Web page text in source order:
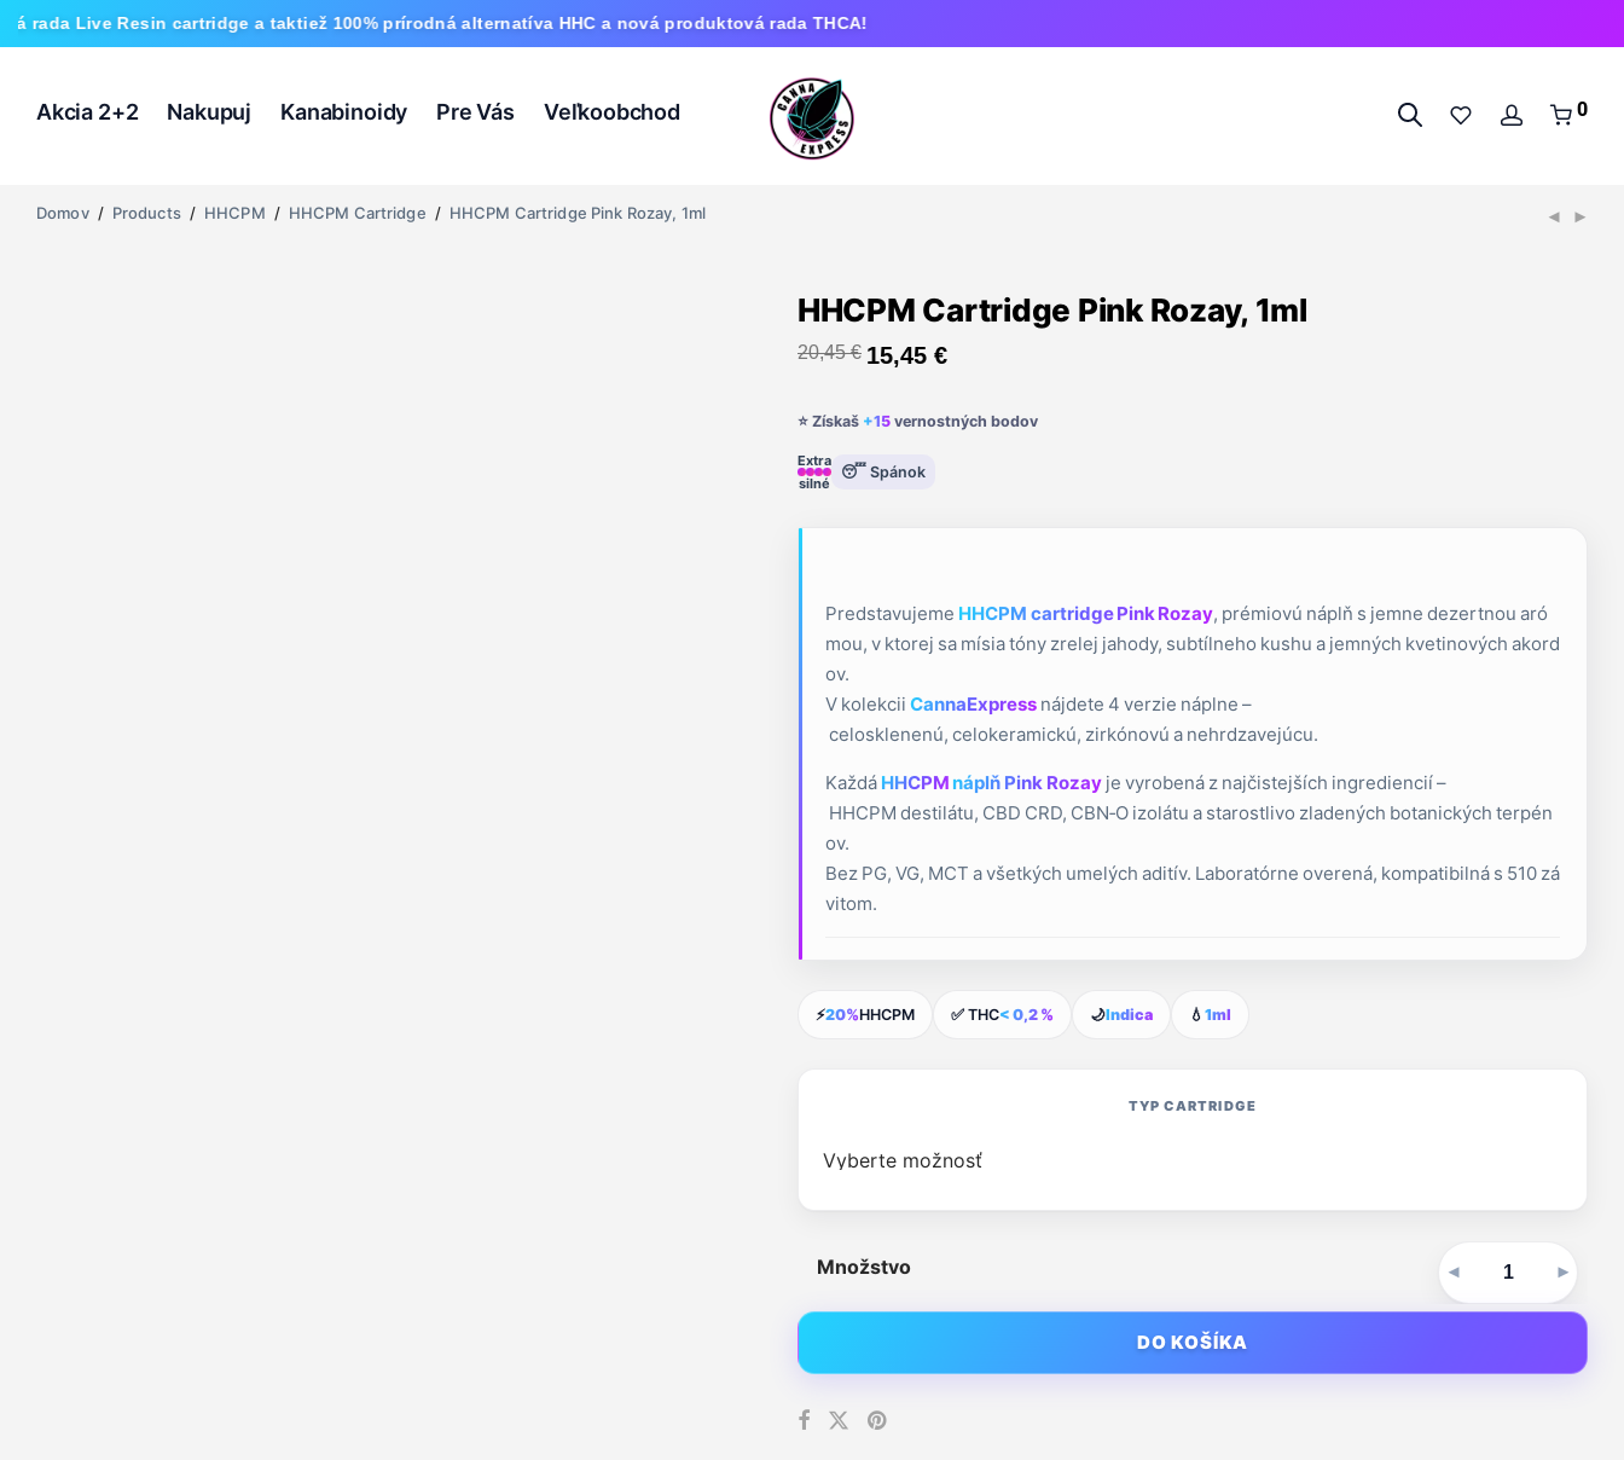
cartridge a taktiež 100% prírodná alternatíva HHC a nová produktová rada THCA!
Akcia 2+2 Nakupuj Kanabinoidy Pre Vás Veľkoobchod 0
Domov / Products / HHCPM / HHCPM Cartridge / HHCPM Cartridge Pink Rozay, 1ml
HHCPM Cartridge Pink Rozay, 1ml
20,45€ 15,45 €
⭐ Získaš +15 vernostných bodov
Extra
silné
😴 Spánok
Predstavujeme HHCPM cartridge Pink Rozay, prémiovú náplň s jemne dezertnou aró
mou, v ktorej sa mísia tóny zrelej jahody, subtílneho kushu a jemných kvetinových akord
ov.
V kolekcii CannaExpress nájdete 4 verzie náplne –
celosklenenú, celokeramickú, zirkónovú a nehrdzavejúcu.
Každá HHCPM náplň Pink Rozay je vyrobená z najčistejších ingrediencií –
HHCPM destilátu, CBD CRD, CBN‑O izolátu a starostlivo zladených botanických terpén
ov.
Bez PG, VG, MCT a všetkých umelých aditív. Laboratórne overená, kompatibilná s 510 zá
vitom.
⚡20%HHCPM ✅ THC< 0,2 % 🌙Indica 💧 1ml
TYP CARTRIDGE
Množstvo
DO KOŠÍKA